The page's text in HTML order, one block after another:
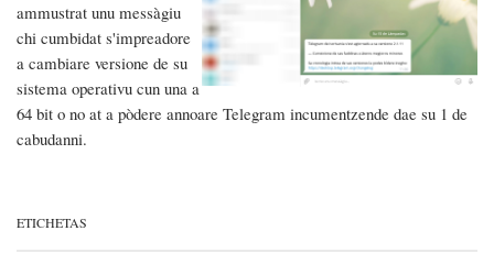
ammustrat unu messàgiu
chi cumbidat s'impreadore
a cambiare versione de su
sistema operativu cun una a
64 bit o no at a pòdere annoare Telegram incumentzende dae su 1 de
cabudanni.
ETICHETAS